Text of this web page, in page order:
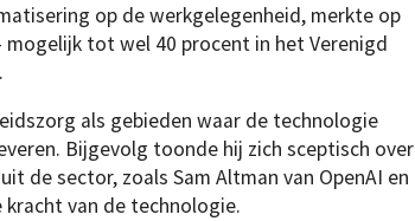
op de werkgelegenheid, merkte op
mogelijk tot wel 40 procent in het Verenigd
als gebieden waar de technologie
Bijgevolg toonde hij zich sceptisch over
de sector, zoals Sam Altman van OpenAI en
van de technologie.